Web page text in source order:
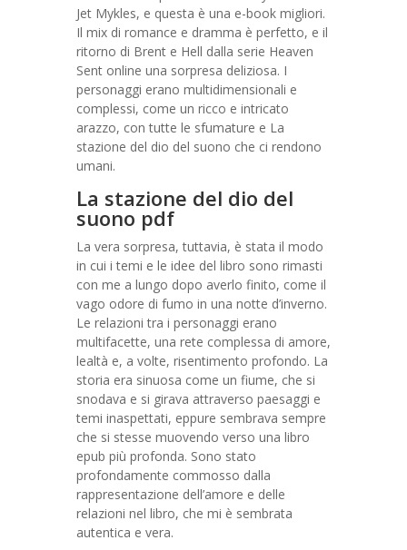
Jet Mykles, e questa è una e-book migliori.
Il mix di romance e dramma è perfetto, e il
ritorno di Brent e Hell dalla serie Heaven
Sent online una sorpresa deliziosa. I
personaggi erano multidimensionali e
complessi, come un ricco e intricato
arazzo, con tutte le sfumature e La
stazione del dio del suono che ci rendono
umani.
La stazione del dio del
suono pdf
La vera sorpresa, tuttavia, è stata il modo
in cui i temi e le idee del libro sono rimasti
con me a lungo dopo averlo finito, come il
vago odore di fumo in una notte d’inverno.
Le relazioni tra i personaggi erano
multifacette, una rete complessa di amore,
lealtà e, a volte, risentimento profondo. La
storia era sinuosa come un fiume, che si
snodava e si girava attraverso paesaggi e
temi inaspettati, eppure sembrava sempre
che si stesse muovendo verso una libro
epub più profonda. Sono stato
profondamente commosso dalla
rappresentazione dell’amore e delle
relazioni nel libro, che mi è sembrata
autentica e vera.